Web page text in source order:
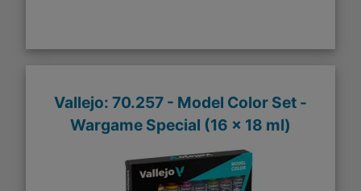
Vallejo: 70.257 - Model Color Set -
Wargame Special (16 x 18 ml)